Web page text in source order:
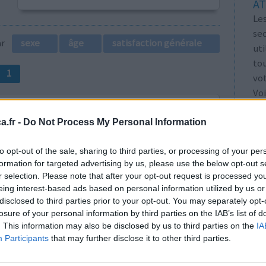
- Do Not Process My Personal Information
opt-out of the sale, sharing to third parties, or processing of your
for targeted advertising by us, please use the below opt-out
selection. Please note that after your opt-out request is processed
interest-based ads based on personal information utilized by us
to third parties prior to your opt-out. You may separately
of your personal information by third parties on the IAB’s list of
This information may also be disclosed by us to third parties on the
Participants that may further disclose it to other third parties.
sexe âge satisfaction générale
1
Quantité effets
secondaires
notre
bilan de
le
mari a eu dissection aotique suite à la
se passé le13 juin 2